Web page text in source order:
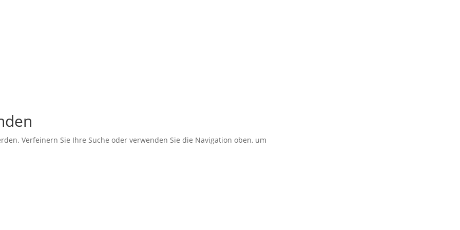
Verfeinern Sie Ihre Suche oder verwenden Sie die Navigation oben, um